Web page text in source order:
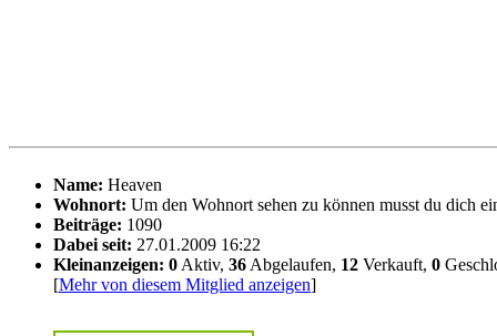
Name: Heaven
Wohnort:
Beiträge: 1090
Dabei seit: 27.01.2009 16:22
Kleinanzeigen: 0 Aktiv, 36 Abgelaufen, 12 Verkauft, 0
[Mehr von diesem Mitglied anzeigen]